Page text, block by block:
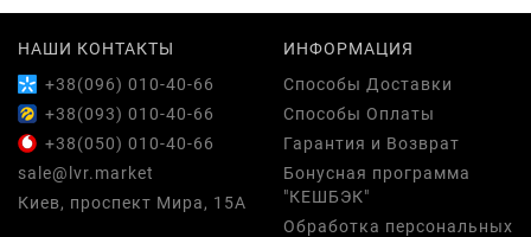
НАШИ КОНТАКТЫ
+38(096) 010-40-66
+38(093) 010-40-66
+38(050) 010-40-66
sale@lvr.market
Киев, проспект Мира, 15А
ИНФОРМАЦИЯ
Способы Доставки
Способы Оплаты
Гарантия и Возврат
Бонусная программа
"КЕШБЭК"
Обработка персональных